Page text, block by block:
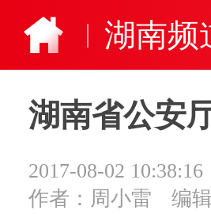
湖南频
湖南省公安
2017-08-02 10:38:16
作者：周小雷
编